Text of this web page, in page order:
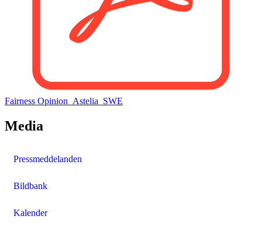
Fairness Opinion_Astelia_SWE
Media
Pressmeddelanden
Bildbank
Kalender